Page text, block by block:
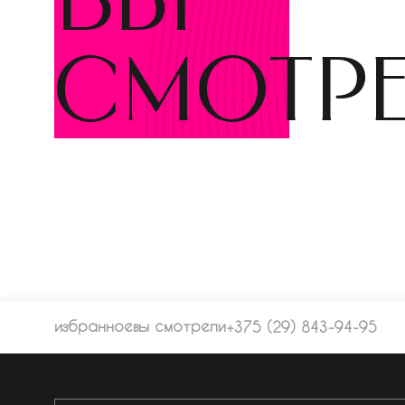
избранноевы смотрели+375 (29) 843-94-95